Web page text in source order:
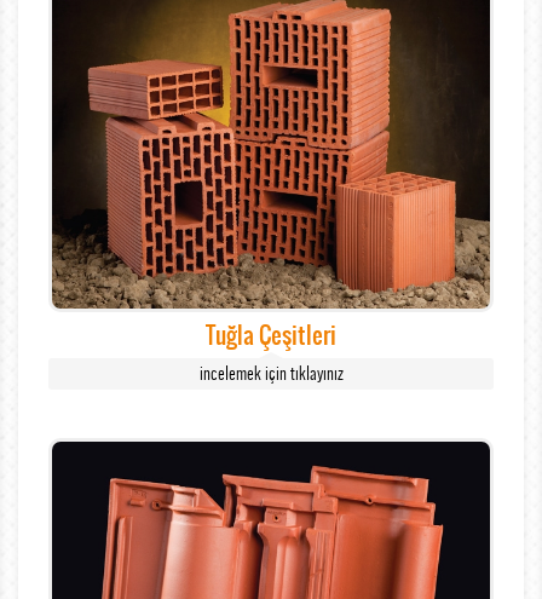
Tuğla Çeşitleri
incelemek için tıklayınız